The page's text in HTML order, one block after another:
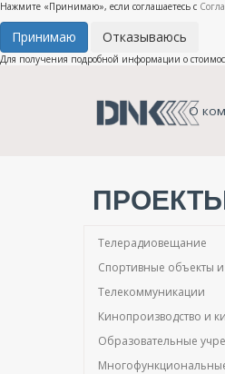
Нажмите «Принимаю», если соглашаетесь с
Принимаю Отказываюсь
Для получения подробной информации о
О
Телерадиовещание
Спортивные объекты
Телекоммуникации
Кинопроизводство и
Образовательные